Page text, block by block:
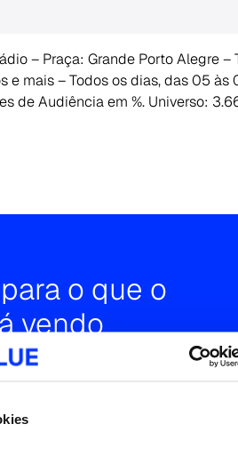
– Praça: Grande Porto Alegre –
e mais – Todos os dias, das 05 às
de Audiência em %. Universo:
o que o
vendo
para uma